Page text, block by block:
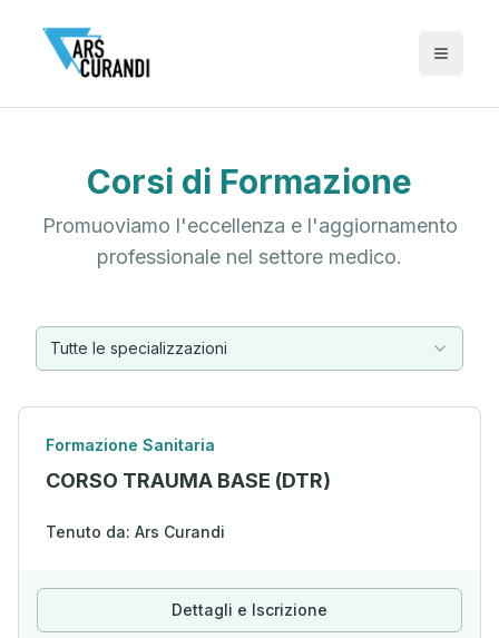
Corsi di Formazione
Promuoviamo l'eccellenza e l'aggiornamento
professionale nel settore medico.
Tutte le specializzazioni
Formazione Sanitaria
CORSO TRAUMA BASE (DTR)
Tenuto da: Ars Curandi
Dettagli e Iscrizione